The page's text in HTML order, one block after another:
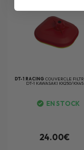
DT-1 RACING COUVERCLE
DT-1 KAWASAKI KX250/
EN STOCK
24.00€